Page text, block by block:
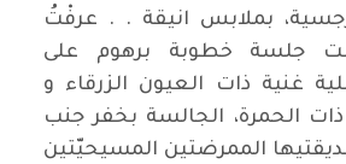
بملابس انيقة . . عرفْتُ
جلسة خطوبة برهوم على
غنية ذات العيون الزرقاء و
ذات الحمرة، الجالسة بخفر جنب
الممرضتين المسيحيّتين